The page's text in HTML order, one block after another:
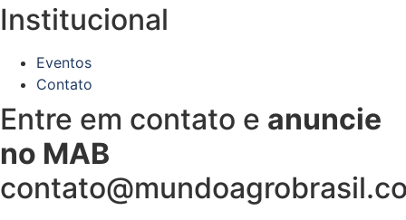
Institucional
Eventos
Contato
Entre em contato e anuncie
no MAB